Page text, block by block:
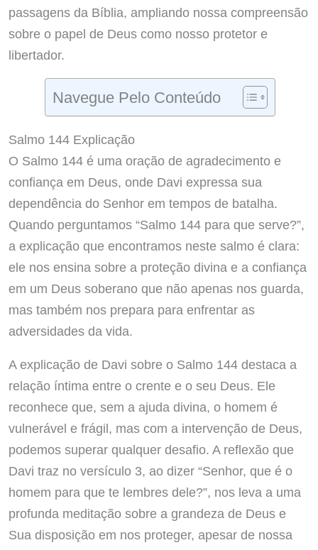
passagens da Bíblia, ampliando nossa compreensão
sobre o papel de Deus como nosso protetor e
libertador.
Navegue Pelo Conteúdo
Salmo 144 Explicação
O Salmo 144 é uma oração de agradecimento e
confiança em Deus, onde Davi expressa sua
dependência do Senhor em tempos de batalha.
Quando perguntamos “Salmo 144 para que serve?”,
a explicação que encontramos neste salmo é clara:
ele nos ensina sobre a proteção divina e a confiança
em um Deus soberano que não apenas nos guarda,
mas também nos prepara para enfrentar as
adversidades da vida.
A explicação de Davi sobre o Salmo 144 destaca a
relação íntima entre o crente e o seu Deus. Ele
reconhece que, sem a ajuda divina, o homem é
vulnerável e frágil, mas com a intervenção de Deus,
podemos superar qualquer desafio. A reflexão que
Davi traz no versículo 3, ao dizer “Senhor, que é o
homem para que te lembres dele?”, nos leva a uma
profunda meditação sobre a grandeza de Deus e
Sua disposição em nos proteger, apesar de nossa